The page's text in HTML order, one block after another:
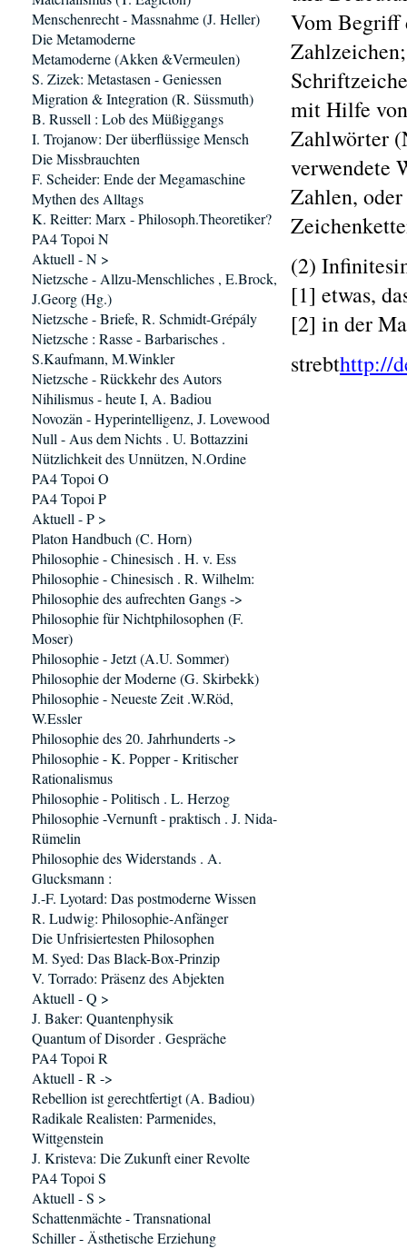
Vom Begriff
mit Hilfe
Zahlwörter
verwendete
Zahlen,
(2)
[1] etwas,
[2] in der
strebthttp://
Menschenrecht - Massnahme (J. Heller)
Die Metamoderne
Metamoderne (Akken &Vermeulen)
S. Zizek: Metastasen - Geniessen
Migration & Integration (R. Süssmuth)
B. Russell : Lob des Müßiggangs
I. Trojanow: Der überflüssige Mensch
Die Missbrauchten
F. Scheider: Ende der Megamaschine
Mythen des Alltags
K. Reitter: Marx - Philosoph.Theoretiker?
PA4 Topoi N
Aktuell - N >
Nietzsche - Allzu-Menschliches , E.Brock,
J.Georg (Hg.)
Nietzsche - Briefe, R. Schmidt-Grépály
Nietzsche : Rasse - Barbarisches .
S.Kaufmann, M.Winkler
Nietzsche - Rückkehr des Autors
Nihilismus - heute I, A. Badiou
Novozän - Hyperintelligenz, J. Lovewood
Null - Aus dem Nichts . U. Bottazzini
Nützlichkeit des Unnützen, N.Ordine
PA4 Topoi O
PA4 Topoi P
Aktuell - P >
Platon Handbuch (C. Horn)
Philosophie - Chinesisch . H. v. Ess
Philosophie - Chinesisch . R. Wilhelm:
Philosophie des aufrechten Gangs ->
Philosophie für Nichtphilosophen (F.
Moser)
Philosophie - Jetzt (A.U. Sommer)
Philosophie der Moderne (G. Skirbekk)
Philosophie - Neueste Zeit .W.Röd,
W.Essler
Philosophie des 20. Jahrhunderts ->
Philosophie - K. Popper - Kritischer
Rationalismus
Philosophie - Politisch . L. Herzog
Philosophie -Vernunft - praktisch . J. Nida-
Rümelin
Philosophie des Widerstands . A.
Glucksmann :
J.-F. Lyotard: Das postmoderne Wissen
R. Ludwig: Philosophie-Anfänger
Die Unfrisiertesten Philosophen
M. Syed: Das Black-Box-Prinzip
V. Torrado: Präsenz des Abjekten
Aktuell - Q >
J. Baker: Quantenphysik
Quantum of Disorder . Gespräche
PA4 Topoi R
Aktuell - R ->
Rebellion ist gerechtfertigt (A. Badiou)
Radikale Realisten: Parmenides,
Wittgenstein
J. Kristeva: Die Zukunft einer Revolte
PA4 Topoi S
Aktuell - S >
Schattenmächte - Transnational
Schiller - Ästhetische Erziehung